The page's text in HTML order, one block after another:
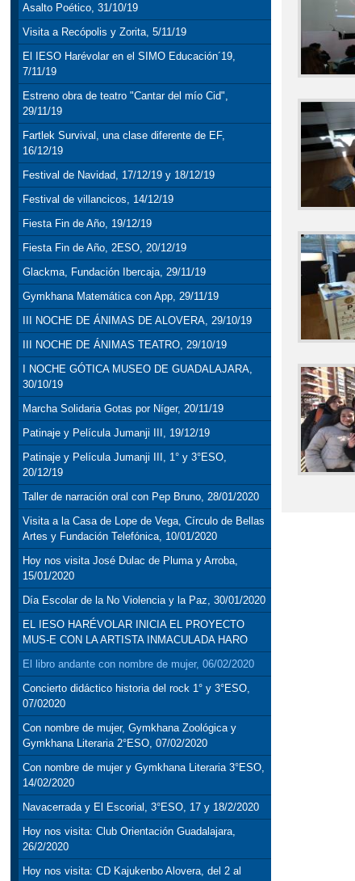
Asalto Poético, 31/10/19
Visita a Recópolis y Zorita, 5/11/19
El IESO Harévolar en el SIMO Educación´19,
7/11/19
Estreno obra de teatro "Cantar del mío Cid",
29/11/19
Fartlek Survival, una clase diferente de EF,
16/12/19
Festival de Navidad, 17/12/19 y 18/12/19
Festival de villancicos, 14/12/19
Fiesta Fin de Año, 19/12/19
Fiesta Fin de Año, 2ESO, 20/12/19
Glackma, Fundación Ibercaja, 29/11/19
Gymkhana Matemática con App, 29/11/19
III NOCHE DE ÁNIMAS DE ALOVERA, 29/10/19
III NOCHE DE ÁNIMAS TEATRO, 29/10/19
I NOCHE GÓTICA MUSEO DE GUADALAJARA,
30/10/19
Marcha Solidaria Gotas por Níger, 20/11/19
Patinaje y Película Jumanji III, 19/12/19
Patinaje y Película Jumanji III, 1° y 3°ESO,
20/12/19
Taller de narración oral con Pep Bruno, 28/01/2020
Visita a la Casa de Lope de Vega, Círculo de Bellas
Artes y Fundación Telefónica, 10/01/2020
Hoy nos visita José Dulac de Pluma y Arroba,
15/01/2020
Día Escolar de la No Violencia y la Paz, 30/01/2020
EL IESO HARÉVOLAR INICIA EL PROYECTO
MUS-E CON LA ARTISTA INMACULADA HARO
El libro andante con nombre de mujer, 06/02/2020
Concierto didáctico historia del rock 1° y 3°ESO,
07/02020
Con nombre de mujer, Gymkhana Zoológica y
Gymkhana Literaria 2°ESO, 07/02/2020
Con nombre de mujer y Gymkhana Literaria 3°ESO,
14/02/2020
Navacerrada y El Escorial, 3°ESO, 17 y 18/2/2020
Hoy nos visita: Club Orientación Guadalajara,
26/2/2020
Hoy nos visita: CD Kajukenbo Alovera, del 2 al